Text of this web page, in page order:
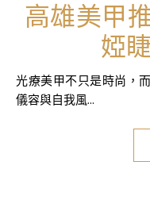
高雄美甲
婭
光療美甲不只是時尚，而是一種精緻生活的態度 在這個重視
儀容與自我風...